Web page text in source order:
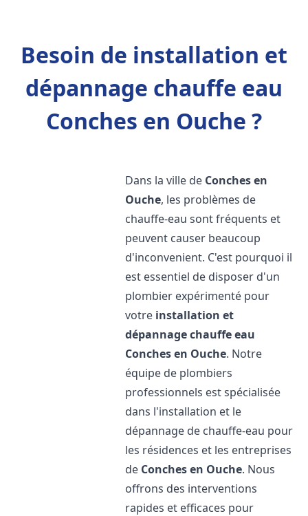
Besoin de installation et
dépannage chauffe eau
Conches en Ouche ?
Dans la ville de Conches en
Ouche, les problèmes de
chauffe-eau sont fréquents et
peuvent causer beaucoup
d'inconvenient. C'est pourquoi il
est essentiel de disposer d'un
plombier expérimenté pour
votre installation et
dépannage chauffe eau
Conches en Ouche. Notre
équipe de plombiers
professionnels est spécialisée
dans l'installation et le
dépannage de chauffe-eau pour
les résidences et les entreprises
de Conches en Ouche. Nous
offrons des interventions
rapides et efficaces pour